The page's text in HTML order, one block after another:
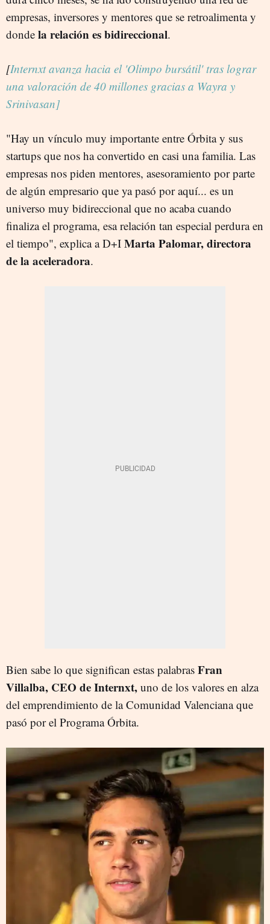
empresas, inversores y mentores que se retroalimenta y
donde la relación es bidireccional.
[Internxt avanza hacia el 'Olimpo bursátil' tras lograr
una valoración de 40 millones gracias a Wayra y
Srinivasan]
"Hay un vínculo muy importante entre Órbita y sus
startups que nos ha convertido en casi una familia. Las
empresas nos piden mentores, asesoramiento por parte
de algún empresario que ya pasó por aquí... es un
universo muy bidireccional que no acaba cuando
finaliza el programa, esa relación tan especial perdura en
el tiempo", explica a D+I Marta Palomar, directora
de la aceleradora.
Bien sabe lo que significan estas palabras Fran
Villalba, CEO de Internxt, uno de los valores en alza
del emprendimiento de la Comunidad Valenciana que
pasó por el Programa Órbita.